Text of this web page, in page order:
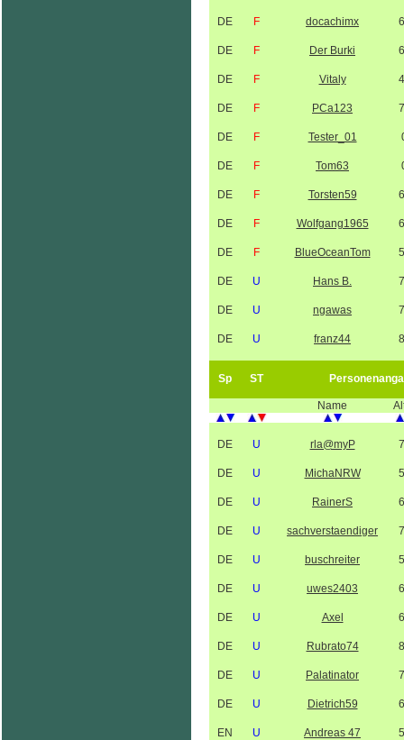
DE F docachimx
DE F Der Burki
DE F Vitaly
DE F PCa123
DE F Tester_01
DE F Tom63
DE F Torsten59
DE F Wolfgang1965
DE F BlueOceanTom
DE U Hans B.
DE U ngawas
DE U franz44
Sp ST
Name
DE U rla@myP
DE U MichaNRW
DE U RainerS
DE U sachverstaendiger
DE U buschreiter
DE U uwes2403
DE U Axel
DE U Rubrato74
DE U Palatinator
DE U Dietrich59
EN U Andreas 47